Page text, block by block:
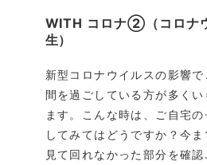
WITH コロナ②（コロナ
生）
新型コロナウイルスの影響
間を過ごしている方が多く
ます。こんな時は、ご自宅
してみてはどうですか？今
見て回れなかった部分を確